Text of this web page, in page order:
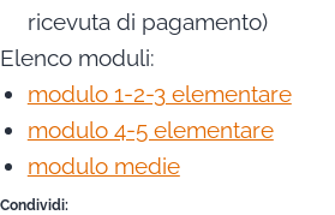
ricevuta di pagamento)
Elenco moduli:
modulo 1-2-3 elementare
modulo 4-5 elementare
modulo medie
Condividi: